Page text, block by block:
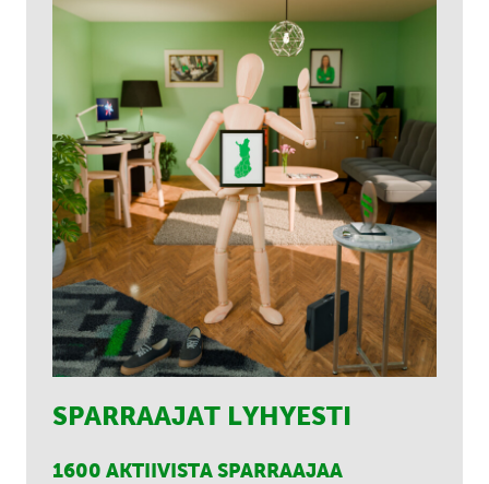
SPARRAAJAT LYHYESTI
1600 AKTIIVISTA SPARRAAJAA